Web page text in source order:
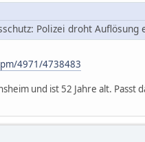
Polizei droht
4971/4738483
und ist 52 Jahre alt. Passt